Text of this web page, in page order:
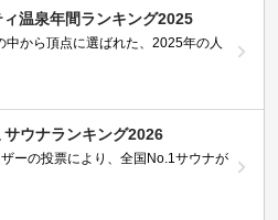
温泉年間ランキング2025
中から頂点に選ばれた、2025年の人
サウナランキング2026
ーの投票により、全国No.1サウナが